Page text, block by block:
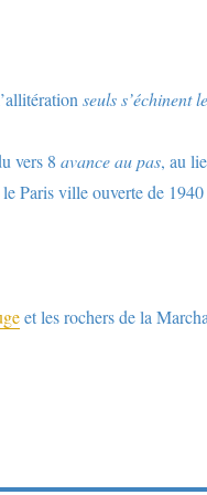
seuls s’échinent
vers 8 avance au pas, au
Paris ville ouverte de 1940
et les rochers de la